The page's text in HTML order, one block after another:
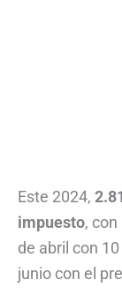
Este 2024,
impuesto,
de abril con
junio con el